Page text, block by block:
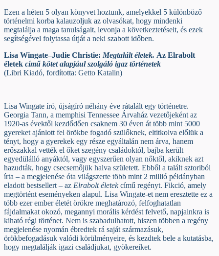
Ezen a héten 5 olyan könyvet hoztunk, amelyekkel 5 különböző
történelmi korba kalauzoljuk az olvasókat, hogy mindenki
megtalálja a maga tanulságait, levonja a következtetéseit, és ezek
segítségével folytassa útját a neki szabott időben.
Lisa Wingate–Judie Christie: Megtalált életek. Az Elrabolt
életek című kötet alapjául szolgáló igaz történetek
(Libri Kiadó, fordította: Getto Katalin)
Lisa Wingate író, újságíró néhány éve rátalált egy történetre.
Georgia Tann, a memphisi Tennessee Árvaház vezetőjeként az
1920-as évektől kezdődően csaknem 30 éven át több mint 5000
gyereket ajánlott fel örökbe fogadó szülőknek, eltitkolva előlük a
tényt, hogy a gyerekek egy része egyáltalán nem árva, hanem
erőszakkal vették el őket szegény családoktól, bajba került
egyedülálló anyáktól, vagy egyszerűen olyan nőktől, akiknek azt
hazudták, hogy csecsemőjük halva született. Ebből a talált sztoriból
írta – a megjelenése óta világszerte több mint 2 millió példányban
eladott bestsellert – az Elrabolt életekcímű regényt. Fikció, amely
megtörtént eseményeken alapul. Lisa Wingate-et nem eresztette ez a
több ezer ember életét örökre meghatározó, felfoghatatlan
fájdalmakat okozó, megannyi morális kérdést felvető, napjainkra is
kiható régi történet. Nem is szabadulhatott, hiszen többen a regény
megjelenése nyomán ébredtek rá saját származásuk,
örökbefogadásuk valódi körülményeire, és kezdtek bele a kutatásba,
hogy megtalálják igazi családjukat, gyökereiket.